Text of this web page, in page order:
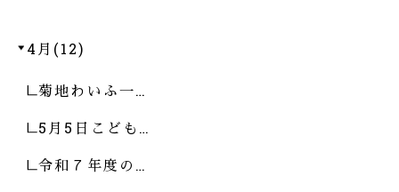
4月(12)
菊地わいふ一…
5月5日こども…
令和７年度の…